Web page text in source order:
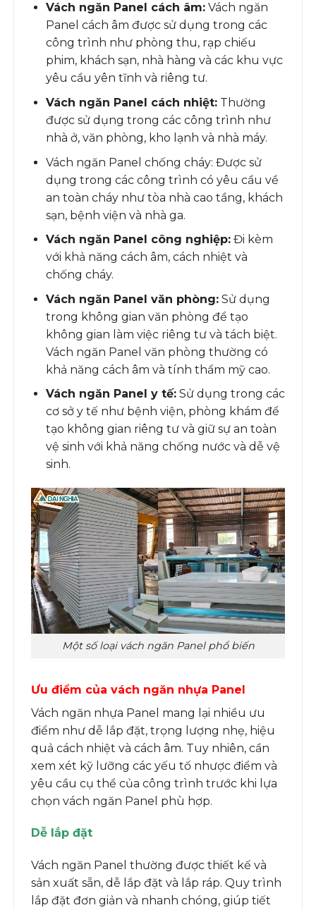
Vách ngăn Panel cách âm:Vách ngăn
Panel cách âm được sử dụng trong các
công trình như phòng thu, rạp chiếu
phim, khách sạn, nhà hàng và các khu vực
yêu cầu yên tĩnh và riêng tư.
Vách ngăn Panel cách nhiệt:Thường
được sử dụng trong các công trình như
nhà ở, văn phòng, kho lạnh và nhà máy.
Vách ngăn Panel chống cháy: Được sử
dụng trong các công trình có yêu cầu về
an toàn cháy như tòa nhà cao tầng, khách
sạn, bệnh viện và nhà ga.
Vách ngăn Panel công nghiệp:Đi kèm
với khả năng cách âm, cách nhiệt và
chống cháy.
Vách ngăn Panel văn phòng:Sử dụng
trong không gian văn phòng để tạo
không gian làm việc riêng tư và tách biệt.
Vách ngăn Panel văn phòng thường có
khả năng cách âm và tính thẩm mỹ cao.
Vách ngăn Panel y tế:Sử dụng trong các
cơ sở y tế như bệnh viện, phòng khám để
tạo không gian riêng tư và giữ sự an toàn
vệ sinh với khả năng chống nước và dễ vệ
sinh.
Một số loại vách ngăn Panel phổ biến
Ưu điểm của vách ngăn nhựa Panel
Vách ngăn nhựa Panel mang lại nhiều ưu
điểm như dễ lắp đặt, trọng lượng nhẹ, hiệu
quả cách nhiệt và cách âm. Tuy nhiên, cần
xem xét kỹ lưỡng các yếu tố nhược điểm và
yêu cầu cụ thể của công trình trước khi lựa
chọn vách ngăn Panel phù hợp.
Dễ lắp đặt
Vách ngăn Panel thường được thiết kế và
sản xuất sẵn, dễ lắp đặt và lắp ráp. Quy trình
lắp đặt đơn giản và nhanh chóng, giúp tiết